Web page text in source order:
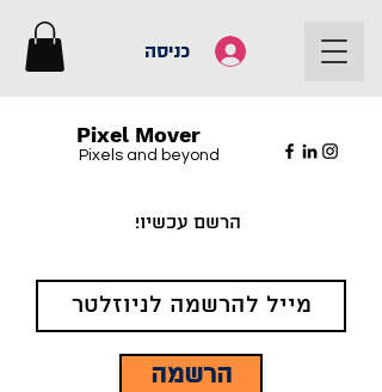
כניסה
Pixel Mover
Pixels and beyond
הרשם עכשיו!
הרשמה